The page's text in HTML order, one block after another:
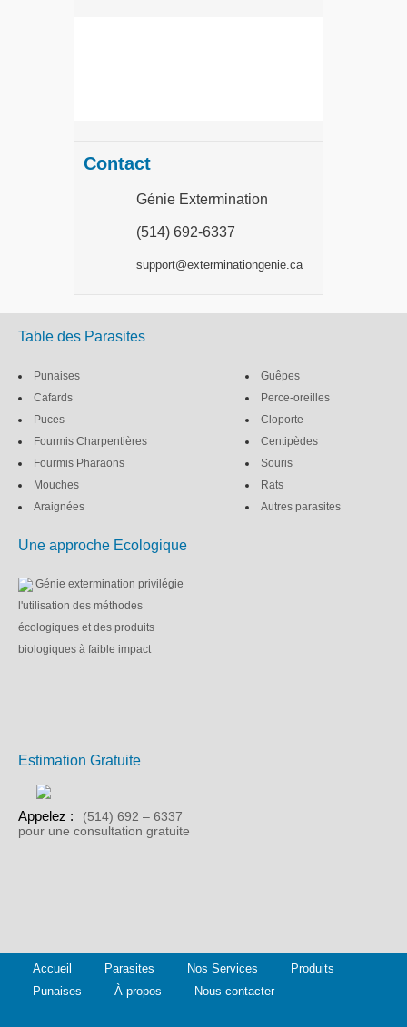
Contact
Génie Extermination
(514) 692-6337
support@exterminationgenie.ca
Table des Parasites
Punaises
Cafards
Puces
Fourmis Charpentières
Fourmis Pharaons
Mouches
Araignées
Guêpes
Perce-oreilles
Cloporte
Centipèdes
Souris
Rats
Autres parasites
Une approche Ecologique
Génie extermination privilégie
l'utilisation des méthodes
écologiques et des produits
biologiques à faible impact
Estimation Gratuite
Appelez :
(514) 692 – 6337
pour une consultation gratuite
Accueil Parasites Nos Services
Produits
Punaises
À propos Nous contacter